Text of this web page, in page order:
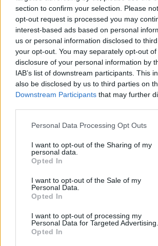
section to confirm your selection. Please
opt-out request is processed you may
interest-based ads based on personal
us or personal information disclosed to
your opt-out. You may separately opt-out
disclosure of your personal information by
IAB’s list of downstream participants. This
also be disclosed by us to third parties on
Downstream Participants that may further
Please note that this website/app uses one
not limited to your visit or usage behaviour.
grant or deny consent to Google and its
use your data for below specified purposes
consent section.
Personal Data Processing Opt Outs
I want to opt-out of the Sharing of my
personal data.
Opted In
I want to opt-out of the Sale of my
Personal Data.
Opted In
I want to opt-out of processing my
Personal Data for Targeted Advertising.
Opted In
Rejtő Jenő
A művek innentől szabadon
jogutódok engedélye nélkül lehet a
sokszorosítani, megfilmesíteni. "Egy
továbbra is sérthetetlen: a szerző
jelenti, hogy továbbra sem állíthatja